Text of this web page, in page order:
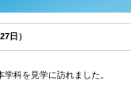
日）
科を見学に訪れました。